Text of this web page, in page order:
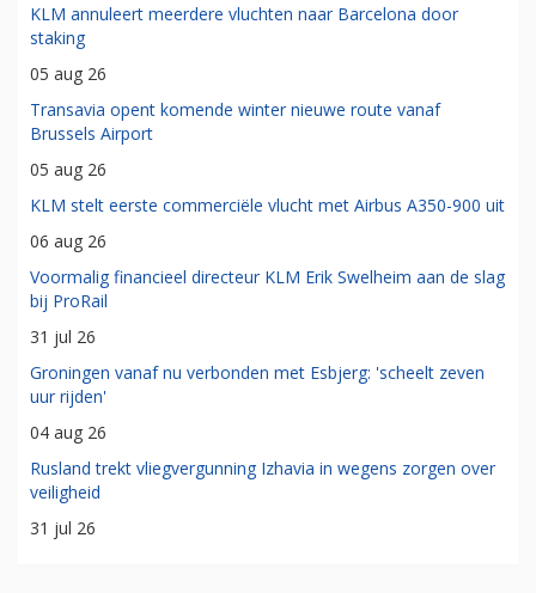
KLM annuleert meerdere vluchten naar Barcelona door
staking
05 aug 26
Transavia opent komende winter nieuwe route vanaf
Brussels Airport
05 aug 26
KLM stelt eerste commerciële vlucht met Airbus A350-900 uit
06 aug 26
Voormalig financieel directeur KLM Erik Swelheim aan de slag
bij ProRail
31 jul 26
Groningen vanaf nu verbonden met Esbjerg: 'scheelt zeven
uur rijden'
04 aug 26
Rusland trekt vliegvergunning Izhavia in wegens zorgen over
veiligheid
31 jul 26